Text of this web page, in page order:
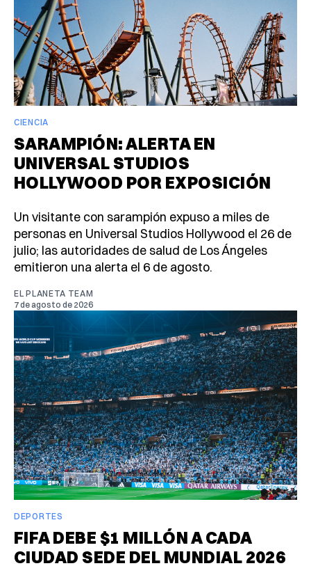
CIENCIA
SARAMPIÓN: ALERTA EN
UNIVERSAL STUDIOS
HOLLYWOOD POR EXPOSICIÓN
Un visitante con sarampión expuso a miles de
personas en Universal Studios Hollywood el 26 de
julio; las autoridades de salud de Los Ángeles
emitieron una alerta el 6 de agosto.
EL PLANETA TEAM
7 de agosto de 2026
DEPORTES
FIFA DEBE $1 MILLÓN A CADA
CIUDAD SEDE DEL MUNDIAL 2026